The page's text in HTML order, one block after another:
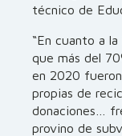
técnico de
“En cuanto a
que más del
en 2020
propias de
donaciones…
provino de